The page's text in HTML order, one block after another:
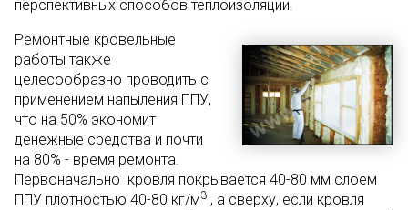
перспективных способов теплоизоляции.
Ремонтные кровельные
работы также
целесообразно проводить с
применением напыления ППУ,
что на 50% экономит
денежные средства и почти
на 80% - время ремонта.
Первоначально кровля покрывается 40-80 мм слоем
ППУ плотностью 40-80 кг/м3 , а сверху, если кровля